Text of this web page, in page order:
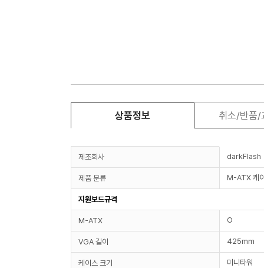
상품정보 취소/반품/
제조회사 darkFlash
제품 분류 M-ATX 케
지원보드규격
M-ATX O
VGA 길이 425mm
케이스 크기 미니타워